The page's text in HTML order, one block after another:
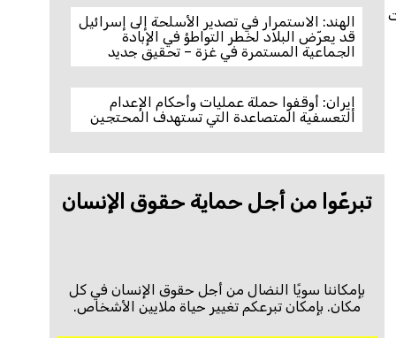
الهند: الاستمرار في تصدير الأسلحة إلى إسرائيل
قد يعرّض البلاد لخطر التواطؤ في الإبادة
الجماعية المستمرة في غزة – تحقيق جديد
إيران: أوقفوا حملة عمليات وأحكام الإعدام
التعسفية المتصاعدة التي تستهدف المحتجين
تبرعّوا من أجل حماية حقوق الإنسان
بإمكاننا سويًا النضال من أجل حقوق الإنسان في كل
مكان. بإمكان تبرعكم تغيير حياة ملايين الأشخاص.